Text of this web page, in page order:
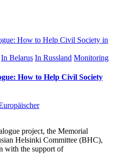
In Belarus In Russland Monitoring
How to Help Civil Society
project, the Memorial
Helsinki Committee (BHC),
with the support of